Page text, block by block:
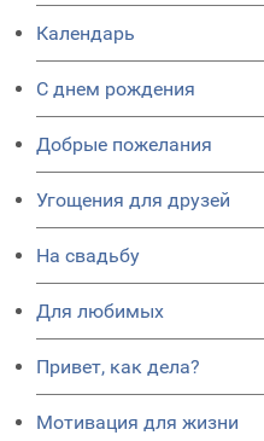
Календарь
C днем рождения
Добрые пожелания
Угощения для друзей
На свадьбу
Для любимых
Привет, как дела?
Мотивация для жизни